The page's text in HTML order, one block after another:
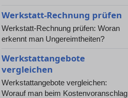
Werkstatt-Rechnung prüfen
Werkstatt-Rechnung prüfen: Woran
erkennt man Ungereimtheiten?
Werkstattangebote
vergleichen
Werkstattangebote vergleichen:
Worauf man beim Kostenvoranschlag